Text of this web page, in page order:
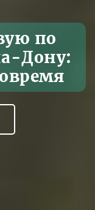
по
Дону: